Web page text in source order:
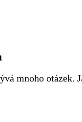
mnoho otázek.